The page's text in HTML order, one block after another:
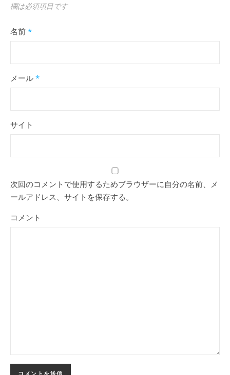
欄は必須項目です
名前 *
メール *
サイト
次回のコメントで使用するためブラウザーに自分の名前、メ
ールアドレス、サイトを保存する。
コメント